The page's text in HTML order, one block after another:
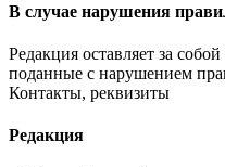
В случае нарушения
Редакция оставляет за
поданные с нарушением
Контакты, реквизиты
Редакция